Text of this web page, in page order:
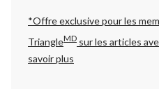
*Offre exclusive pour les
TriangleMD sur les articles
savoir plus